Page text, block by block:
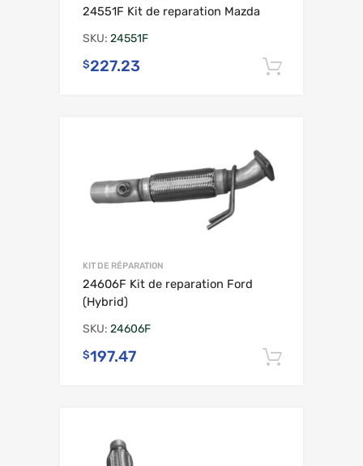
24551F Kit de reparation Mazda
SKU: 24551F
$227.23
KIT DE RÉPARATION
24606F Kit de reparation Ford
(Hybrid)
SKU: 24606F
$197.47